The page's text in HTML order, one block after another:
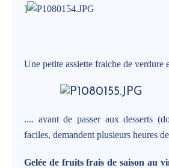
]
Une petite assiette fraiche de verdure
.... avant de passer aux desserts
faciles, demandent plusieurs heures
Gelée de fruits frais de saison au